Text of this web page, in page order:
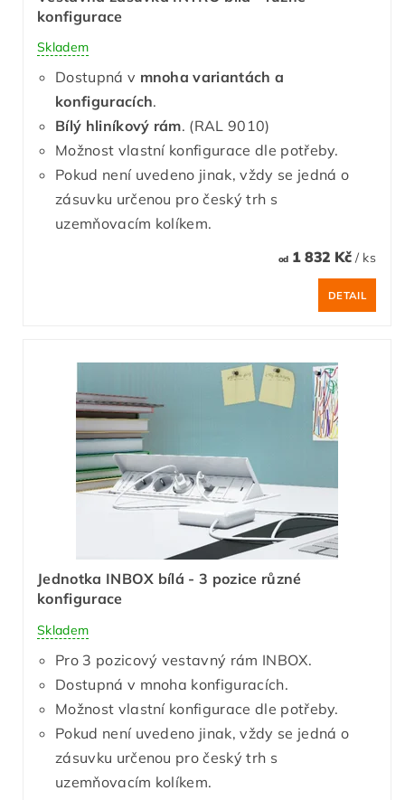
konfigurace
Skladem
Dostupná v mnoha variantách a
konfiguracích.
Bílý hliníkový rám. (RAL 9010)
Možnost vlastní konfigurace dle potřeby.
Pokud není uvedeno jinak, vždy se jedná o
zásuvku určenou pro český trh s
uzemňovacím kolíkem.
od1 832 Kč / ks
DETAIL
Jednotka INBOX bílá - 3 pozice různé
konfigurace
Skladem
Pro 3 pozicový vestavný rám INBOX.
Dostupná v mnoha konfiguracích.
Možnost vlastní konfigurace dle potřeby.
Pokud není uvedeno jinak, vždy se jedná o
zásuvku určenou pro český trh s
uzemňovacím kolíkem.